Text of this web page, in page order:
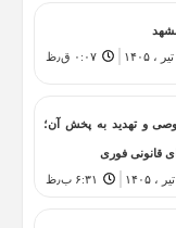
۰:۰۷ ق٫ظ
و تهدید به پخش آن؛
قانونی فوری
۶:۳۱ ب٫ظ